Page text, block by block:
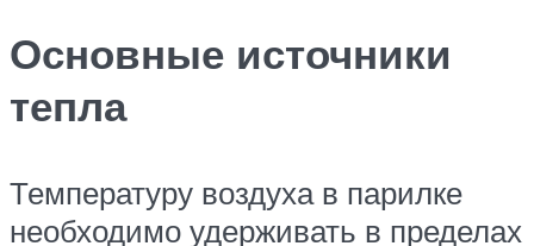
Основные источники
тепла
Температуру воздуха в парилке
необходимо удерживать в пределах